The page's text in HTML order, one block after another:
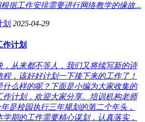
据工作安排需要进行网络教学的缘故...
2025-04-29
作计划
，从来都不等人，我们又将续写新的诗
程，该好好计划一下接下来的工作了！
什么样的呢？下面是小编为大家收集的
作计划，欢迎大家分享。培训机构老师
是校园执行三年规划的第二个年头，
学期的工作需要精心谋划，认真落实，